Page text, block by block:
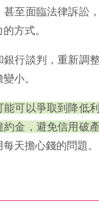
至面臨法律訴訟，
方式。
銀行談判，重新調
小。
能可以爭取到降低
約金，避免信用破
每天擔心錢的問題。